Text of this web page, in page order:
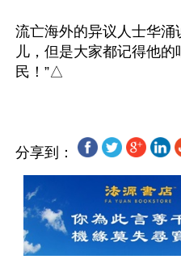
流亡海外的异议人士华
儿，但是大家都记得他
分享到：